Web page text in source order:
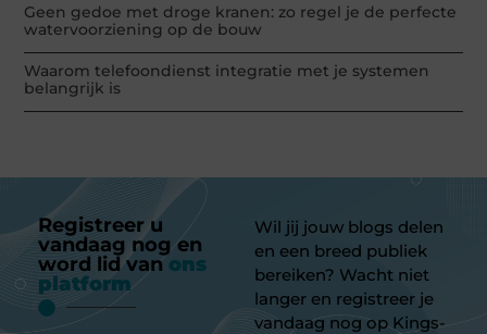
Geen gedoe met droge kranen: zo regel je de perfecte
watervoorziening op de bouw
Waarom telefoondienst integratie met je systemen
belangrijk is
Registreer u
vandaag nog en
word lid van ons
platform
Wil jij jouw blogs delen
en een breed publiek
bereiken? Wacht niet
langer en registreer je
vandaag nog op Kings-